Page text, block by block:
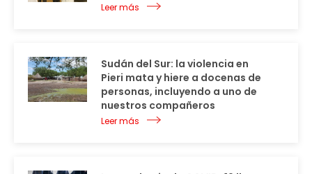
Leer más
Sudán del Sur: la violencia en
Pieri mata y hiere a docenas de
personas, incluyendo a uno de
nuestros compañeros
Leer más